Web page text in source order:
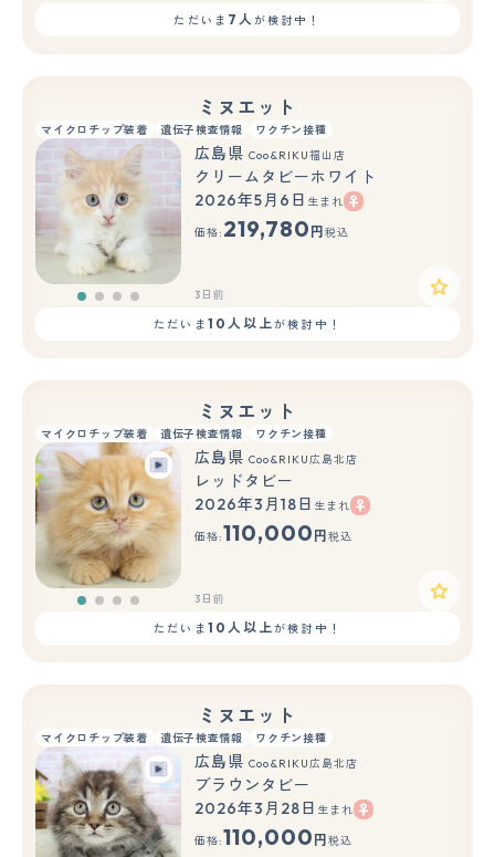
ただいま 7人が検討中！
ミヌエット
マイクロチップ装着 遺伝子検査情報 ワクチン接種
広島県 Coo&RIKU福山店
クリームタビーホワイト
2026年5月6日 生まれ
価格: 219,780 円 税込
3日前
ただいま 10人以上が検討中！
ミヌエット
マイクロチップ装着 遺伝子検査情報 ワクチン接種
広島県 Coo&RIKU広島北店
レッドタビー
2026年3月18日 生まれ
価格:110,000 円 税込
3日前
ただいま 10人以上が検討中！
ミヌエット
マイクロチップ装着 遺伝子検査情報 ワクチン接種
広島県 Coo&RIKU広島北店
ブラウンタビー
2026年3月28日 生まれ
価格:110,000 円 税込